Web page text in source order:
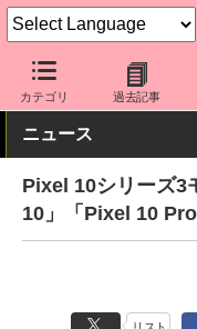
カテゴリ 過去記事
ケータイ Watch OS
ニュース
Pixel 10シリーズ
10」「Pixel 10